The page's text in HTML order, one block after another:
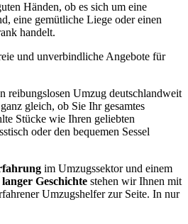
Händen, ob es sich um eine
eine gemütliche Liege oder einen
handelt.
und unverbindliche Angebote für
reibungslosen Umzug deutschlandweit
gleich, ob Sie Ihr gesamtes
Stücke wie Ihren geliebten
oder den bequemen Sessel
im Umzugssektor und einem
langer Geschichte stehen wir Ihnen mit
Umzugshelfer zur Seite. In nur